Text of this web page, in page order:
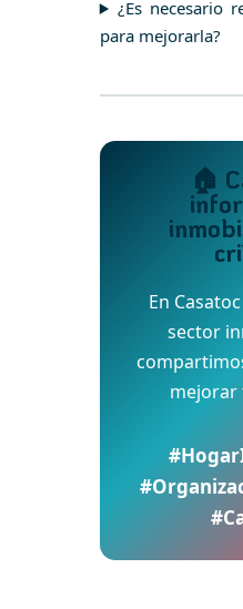
¿Es necesario
para mejorarla?
🏠
En
sector
mejorar